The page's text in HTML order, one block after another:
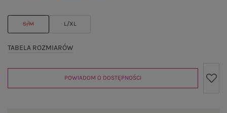
S/M L/XL
TABELA ROZMIARÓW
POWIADOM O DOSTĘPNOŚCI